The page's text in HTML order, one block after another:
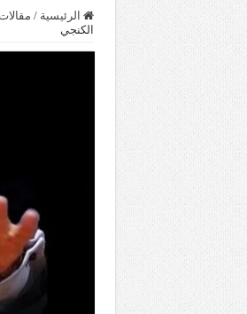
الرئيسية /
الكنجي